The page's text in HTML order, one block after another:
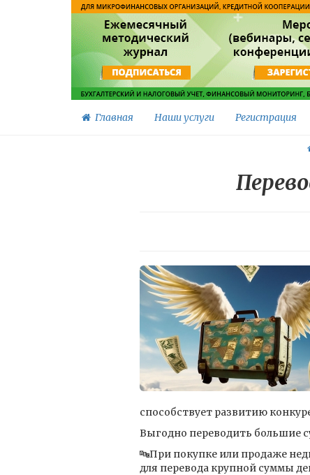
Главная Наши услуги Регистрация
способствует развитию
Выгодно переводить большие
🔤При покупке или продаже
для перевода крупной суммы